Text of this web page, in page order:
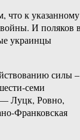
что к указанному
И поляков
украинцы
силы –
семи
Луцк, Ровно,
Франковская